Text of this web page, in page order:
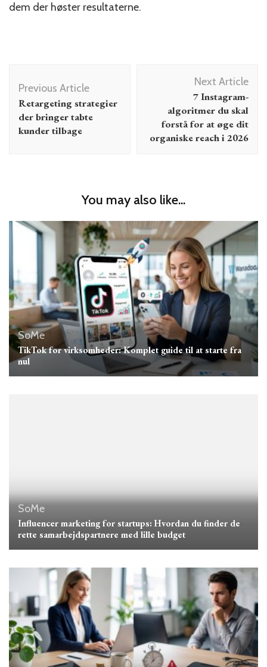
dem der høster resultaterne.
Navigation
Previous Article
Retargeting strategier
der bringer tabte
kunder tilbage
Next Article
7 Instagram-
algoritmer du skal
forstå for at øge dit
organiske reach i 2026
You may also like...
SoMe
TikTok for virksomheder: Komplet guide til at starte fra
nul
SoMe
Influencer marketing for startups: Hvordan du finder de
rette samarbejdspartnere med lille budget